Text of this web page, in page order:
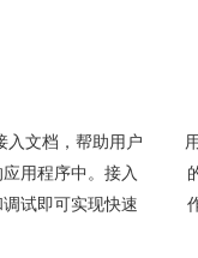
入文档，帮助用户
用程序中。接入
试即可实现快速